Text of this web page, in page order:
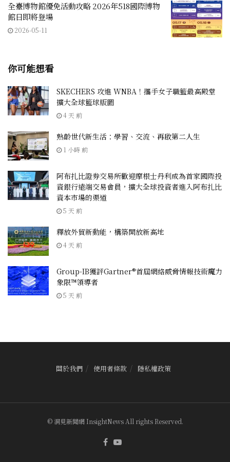
全臺博物館優免活動攻略 2026年518國際博物
館日即將登場
2026-05-11
你可能想看
SKECHERS 攻進 WNBA！攜手女子職籃最高殿堂
擴大全球籃球版圖
4 天 前
熟齡世代新生活：學習、交流、再啟第二人生
1 小時 前
阿布扎比證券交易所歡迎摩根士丹利成為首家國際投
資銀行遠端交易會員，擴大全球投資者進入阿布扎比
資本市場的渠道
5 天 前
釋放外貿新動能，構築開放新高地
4 天 前
Group-IB獲評Gartner®首屆網絡威脅情報技術魔力
象限™領導者
5 天 前
關於我們 使用者條款 隱私權政策
© 洞見新聞網 InsightNews All rights Reserved.